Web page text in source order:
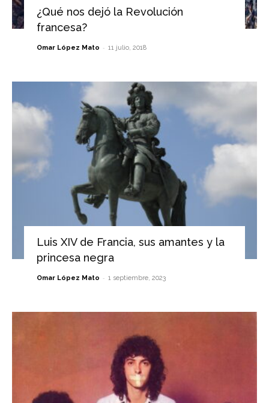
¿Qué nos dejó la Revolución
francesa?
Omar López Mato - 11 julio, 2018
Luis XIV de Francia, sus amantes y la
princesa negra
Omar López Mato - 1 septiembre, 2023